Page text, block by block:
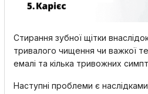
Стирання зубної щітки
тривалого чищення чи важкої
емалі та кілька тривожних
Наступні проблеми є